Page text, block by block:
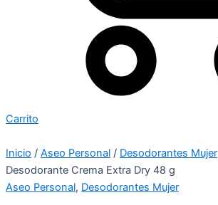
Carrito
Inicio / Aseo Personal / Desodorantes Mujer
Desodorante Crema Extra Dry 48 g
Aseo Personal, Desodorantes Mujer